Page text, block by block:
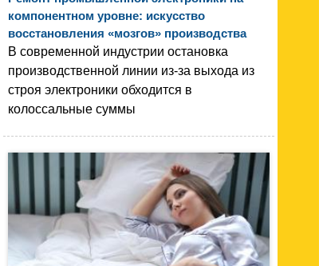
компонентном уровне: искусство
восстановления «мозгов» производства
В современной индустрии остановка
производственной линии из-за выхода из
строя электроники обходится в
колоссальные суммы